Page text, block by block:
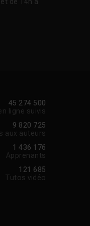
de 14h à
45 274 500
ligne suivis
9 820 725
aux auteurs
1 436 176
Apprenants
121 685
Tutos vidéo